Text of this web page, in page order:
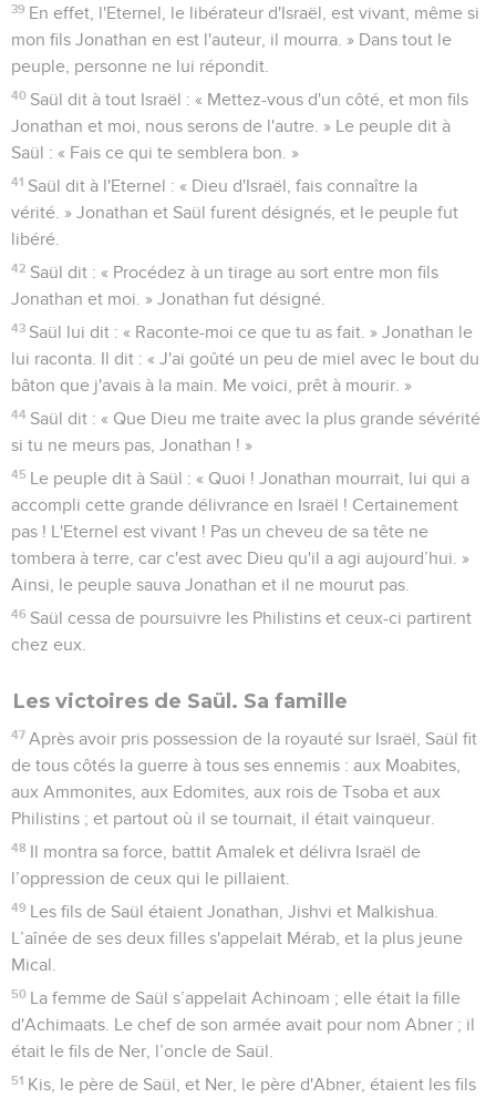
39 En effet, l'Eternel, le libérateur d'Israël, est vivant, même si
mon fils Jonathan en est l'auteur, il mourra. » Dans tout le
peuple, personne ne lui répondit.
40 Saül dit à tout Israël : « Mettez-vous d'un côté, et mon fils
Jonathan et moi, nous serons de l'autre. » Le peuple dit à
Saül : « Fais ce qui te semblera bon. »
41 Saül dit à l'Eternel : « Dieu d'Israël, fais connaître la
vérité. » Jonathan et Saül furent désignés, et le peuple fut
libéré.
42 Saül dit : « Procédez à un tirage au sort entre mon fils
Jonathan et moi. » Jonathan fut désigné.
43 Saül lui dit : « Raconte-moi ce que tu as fait. » Jonathan le
lui raconta. Il dit : « J'ai goûté un peu de miel avec le bout du
bâton que j'avais à la main. Me voici, prêt à mourir. »
44 Saül dit : « Que Dieu me traite avec la plus grande sévérité
si tu ne meurs pas, Jonathan ! »
45 Le peuple dit à Saül : « Quoi ! Jonathan mourrait, lui qui a
accompli cette grande délivrance en Israël ! Certainement
pas ! L'Eternel est vivant ! Pas un cheveu de sa tête ne
tombera à terre, car c'est avec Dieu qu'il a agi aujourd’hui. »
Ainsi, le peuple sauva Jonathan et il ne mourut pas.
46 Saül cessa de poursuivre les Philistins et ceux-ci partirent
chez eux.
Les victoires de Saül. Sa famille
47 Après avoir pris possession de la royauté sur Israël, Saül fit
de tous côtés la guerre à tous ses ennemis : aux Moabites,
aux Ammonites, aux Edomites, aux rois de Tsoba et aux
Philistins ; et partout où il se tournait, il était vainqueur.
48 Il montra sa force, battit Amalek et délivra Israël de
l’oppression de ceux qui le pillaient.
49 Les fils de Saül étaient Jonathan, Jishvi et Malkishua.
L’aînée de ses deux filles s'appelait Mérab, et la plus jeune
Mical.
50 La femme de Saül s’appelait Achinoam ; elle était la fille
d'Achimaats. Le chef de son armée avait pour nom Abner ; il
était le fils de Ner, l’oncle de Saül.
51 Kis, le père de Saül, et Ner, le père d'Abner, étaient les fils